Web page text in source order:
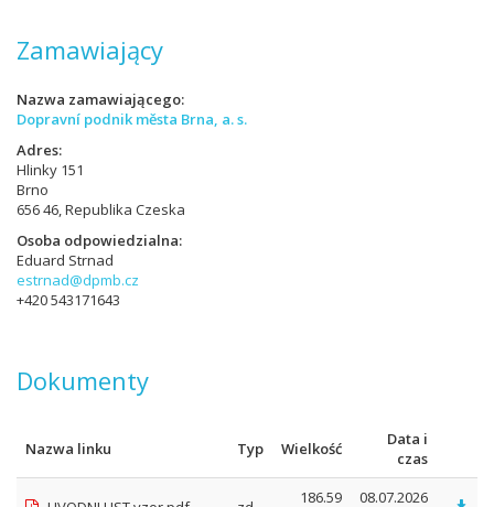
Zamawiający
Nazwa zamawiającego
Dopravní podnik města Brna, a. s.
Adres
Hlinky 151
Brno
656 46, Republika Czeska
Osoba odpowiedzialna
Eduard Strnad
estrnad@dpmb.cz
+420 543171643
Dokumenty
Nazwa linku Typ Wielkość
Data i
czas
186.59 08.07.2026